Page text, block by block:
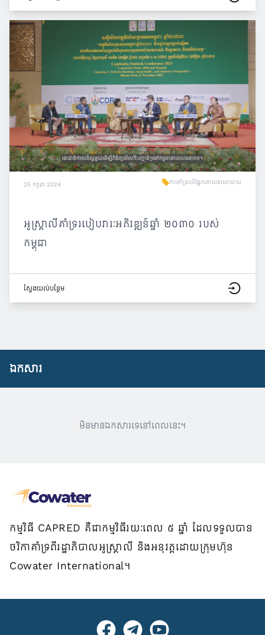
25 កក្កដា 2024 ការគាំទ្រលើផ្នែកគោលនយោបាយ
អូស្ត្រាលីគាំទ្ររបៀបវារៈអភិវឌ្ឍន៍ឆ្នាំ ២០៣០ របស់
កម្ពុជា
ស្វែង​យល់​បន្ថែម
ឯកសារ
មិនមានឯកសារទេនៅពេលនេះ។
កម្មវិធី CAPRED គឺជាកម្មវិធីរយៈពេល ៥ ឆ្នាំ ដែលទទួលបាន
ថវិកាគាំទ្រពីរដ្ឋាភិបាលអូស្ត្រាលី និងអនុវត្តដោយក្រុមហ៊ុន
Cowater International។